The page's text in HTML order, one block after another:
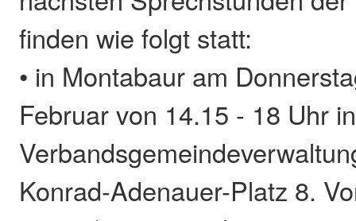
finden wie folgt statt:
• in Montabaur am
Februar von 14.15 - 18 Uhr
Konrad-Adenauer-Platz 8.